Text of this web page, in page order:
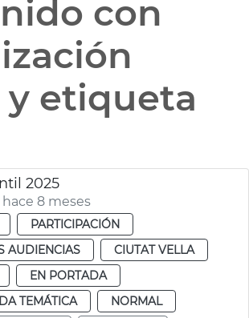
con
y etiqueta
2025
8 meses
PARTICIPACIÓN
AUDIENCIAS
CIUTAT VELLA
EN PORTADA
TEMÁTICA
NORMAL